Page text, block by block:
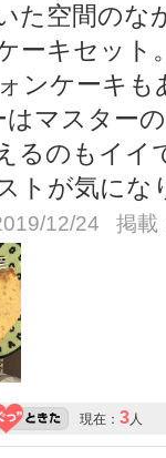
た空間の
ーキセッ
ンケーキ
はマスター
るのもイイ
トが気に
12/24 掲載
現在： 3人